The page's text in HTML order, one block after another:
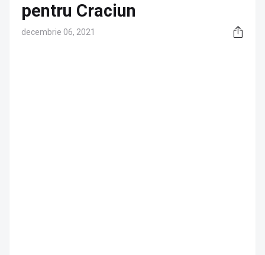
pentru Craciun
decembrie 06, 2021